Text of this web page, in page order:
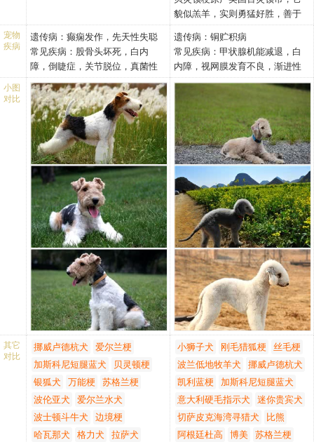
整。
颌/牙齿：颌部强壮，牙齿为
完美，规则，完全的剪状咬
合，具体如上牙和下牙重叠
并与颌部垂直。过分骨感或
颌部肌肉过于发达为缺陷，
会很难看。
眼睛：颜色深，较小，位置
深，不突出，充满热情和聪
慧，形状接近圆形且分的不
太远。浅色眼睛属于严重缺
陷。
耳朵：呈V字形，很小，中等
厚度，折叠整齐向前垂在面
颊边，耳朵的折叠线略高于
头顶。立耳、郁金香耳或玫
瑰耳为严重缺陷。
颈部：整洁且肌肉发达，正
常长度，喉部没有赘肉，到
肩部渐宽，从侧面看，显得
线条优美。
背部：短而水平，强壮无松
弛部分。
腰部：肌肉发达，略微拱
起。连接很短。
胸部：胸部深，前半部肋骨
适度圆拱，后半部肋骨深，
的鼻子，而肝色和淡黄棕色
犬一定要有棕色的鼻子。
口吻：眼部下方丰满。
唇：嘴唇紧闭。
颌/牙齿：颌部长，逐渐变
细。牙齿长，结实。剪状咬
颌呈正方形。
眼睛：小、明亮且深陷。理
想的眼睛应该呈三角形。蓝
色毛发犬的眼睛为深色，蓝
色和茶色毛发犬的眼睛较为
明亮，带有琥珀色光，而肝
色和淡黄棕色狗眼睛为淡褐
色。
耳朵：尺寸适当，呈榛子
形，位置较低，平平的挂在
面颊两边。 耳朵薄，覆盖了
一层绒毛。耳朵尖被柔软的
饰毛覆盖，形成丝绸般的流
苏状。
躯干：
颈部：长，逐渐变细，无沙
哑声，从肩部向上伸出，头
能高高昂起。
身躯：肌肉发达而极其柔
韧，身长略大于身高。
背部：腰部以上自然上拱。
腰部：呈弧形，弯曲的背线
什么问题。
它们乐天坚定的个性，是儿童的
好玩伴，同时也是优良的家庭守
卫犬。
由于平毛猎狐梗是培育来追捕狐
狸，挖掘、守候狐狸的洞口，所
以他仍然保有这方面的天性，偶
尔会表现出来，在主人精心维护
的花园挖土钻地洞，令人哭笑不
得， 所以最好给它们这种本性一
个适当的出口。
猎狐梗属感情深厚的家庭犬，有
很强的保护能力，必须严加训练
以抑制狩猎本能。此犬具有优良
的平衡感，似乎永远在准备做下
一个动作，刚毛猎狐梗的被毛被
比作椰子的纤维。此犬开朗，警
惕、热情的性格使其成为受欢迎
的家庭犬。
气候，是优秀的守门犬、忠实的
家庭犬。贝灵顿梗被毛修剪技术
十分复杂，因而在第一次修剪时
最好有专家做。对于喜欢干净的
饲养者来说，贝灵顿梗不脱毛是
最大优点。
定营养均衡。喂犬餐桌上的剩余
食品，会养成犬乞食的坏习惯。
所以在家中我们可以制作一些犬
用食物，鸡肉块拌饭或面，是一
种非常合适的食品。鸡肉易消
化，热卡相较于牛肉、猪肉要
低。但是记住不要放香料。饭或
面的量要以一次能食完为准。
3.干燥的狗粮?
完全干燥的狗粮营养平衡，利于
大量储存。因为它含有4倍于罐装
食品的热卡，在喂食时注意分量
不要太大。干燥的狗粮也分几
种： 高营养型。适合于成长中的
幼犬，但要注意选择容易消化
的。普通型。成犬用，按活动量
已计算好营养和热卡。低热卡
型，适用于老犬、身体肥胖或运
动量不足的犬，一种低热卡的减
肥食品。磨齿用。一种大的、崩
脆的干燥食品，稳固牙龈，去除
牙石。?
4.罐装食品?
多汁肉质松软的罐装食品有不同
食欲。但是它含有高蛋白，通常
情况下与干燥的狗粮混和后热卡
和碳水化合物的摄入会增高。而
且开封后一段时间便失去鲜味。?
5.咬胶?
韧下颚的品种。
贝灵顿梗保留着较强的心理刺激
的需要，若缺乏足够的运动，可
能对它是致命的。一般适合小
孩，适合城市生活，既能适应炎
热的天气也能适应寒冷的气候，
犬。
贝因而在第一次修剪时最好有专
家做。对于喜欢干净的饲养者来
说，贝灵顿梗不脱毛是最大优
点。
貌似羔羊，实则勇猛好胜，善于
捕猎狐狸等小兽，曾用于斗牛。
该犬体型小巧，外貌独特，现多
用于玩赏，也能胜任看家护院的
工作。特性 喜争斗、胆大、敏
(1)肩高38-44厘米；体重8-11公
斤。
(2)被毛浓密，像修剪过的绵羊
毛。毛色多样，主要有浅灰蓝、
蓝褐、沙色、肝色、蓝色加黄褐
色等。
(3)头长，头顶圆，整个头部呈梨
形，头上有丰厚的冠毛；耳根
低、耳长而下垂，末端有饰毛；
眼小，三角形；鼻子黑色，鼻孔
大。
(4)脖颈较长，背部拱起，收腹，
体形似小绵羊。尾根低，尾下
垂。
喂养建议
(1)该犬容易和别的狗发生争斗，
遛狗时要注意用牵引带控制。
(2)该犬虽然聪明，但有时显得较
固执，训练时要有耐心。
宠物
疾病
遗传病：癫痫发作，先天性失聪
常见疾病： 股骨头坏死，白内
障，倒睫症，关节脱位，真菌性
皮肤病，细菌性皮肤病
遗传病：铜贮积病
常见疾病：甲状腺机能减退，白
内障，视网膜发育不良，渐进性
视网膜萎缩，膀胱结石，尿道炎
小图
对比
其它
对比
挪威卢德杭犬
爱尔兰梗
加斯科尼短腿蓝犬
贝灵顿梗
银狐犬
万能梗
苏格兰梗
波伦亚犬
爱尔兰水犬
波士顿斗牛犬
边境梗
哈瓦那犬
格力犬 拉萨犬
小狮子犬 刚毛猎狐梗
丝毛梗
波兰低地牧羊犬
挪威卢德杭犬
凯利蓝梗
加斯科尼短腿蓝犬
意大利硬毛指示犬
迷你贵宾犬
切萨皮克海湾寻猎犬
比熊
阿根廷杜高
博美 苏格兰梗